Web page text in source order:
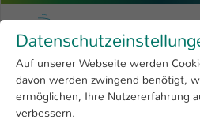
Menu
Research
University
Skip to main content
University of Applied
You are here:
Menschen und Projekte
Auf unserer Webseite werden
davon werden zwingend benötigt,
ermöglichen, Ihre Nutzererfahrung
verbessern.